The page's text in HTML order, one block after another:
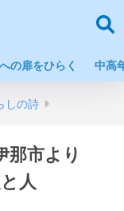
の扉をひらく 中高
しの詩
那市より
人